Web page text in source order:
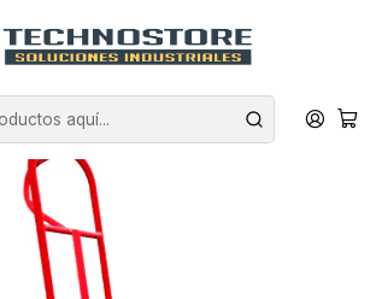
ACERO 400 KG. CON RODILLO TECNOPLUS